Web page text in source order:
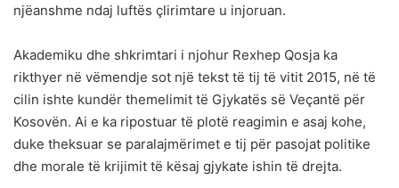
njëanshme ndaj luftës çlirimtare u injoruan.
Akademiku dhe shkrimtari i njohur Rexhep Qosja ka
rikthyer në vëmendje sot një tekst të tij të vitit 2015, në të
cilin ishte kundër themelimit të Gjykatës së Veçantë për
Kosovën. Ai e ka ripostuar të plotë reagimin e asaj kohe,
duke theksuar se paralajmërimet e tij për pasojat politike
dhe morale të krijimit të kësaj gjykate ishin të drejta.